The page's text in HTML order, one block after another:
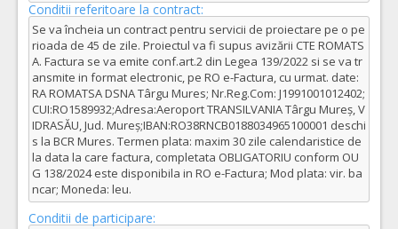
Conditii referitoare la contract:
Se va încheia un contract pentru servicii de proiectare pe o pe
rioada de 45 de zile. Proiectul va fi supus avizării CTE ROMATS
A. Factura se va emite conf.art.2 din Legea 139/2022 si se va tr
ansmite in format electronic, pe RO e-Factura, cu urmat. date:
RA ROMATSA DSNA Târgu Mures; Nr.Reg.Com: J1991001012402;
CUI:RO1589932;Adresa:Aeroport TRANSILVANIA Târgu Mureș, V
IDRASĂU, Jud. Mureș;IBAN:RO38RNCB0188034965100001 deschi
s la BCR Mures. Termen plata: maxim 30 zile calendaristice de
la data la care factura, completata OBLIGATORIU conform OU
G 138/2024 este disponibila in RO e-Factura; Mod plata: vir. ba
ncar; Moneda: leu.
Conditii de participare: